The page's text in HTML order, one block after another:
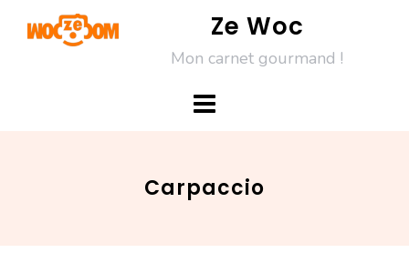
Ze Woc
Mon carnet gourmand !
Carpaccio